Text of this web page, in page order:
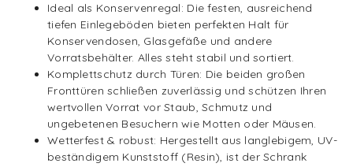
Ideal als Konservenregal: Die festen, ausreichend
tiefen Einlegeböden bieten perfekten Halt für
Konservendosen, Glasgefäße und andere
Vorratsbehälter. Alles steht stabil und sortiert.
Komplettschutz durch Türen: Die beiden großen
Fronttüren schließen zuverlässig und schützen Ihren
wertvollen Vorrat vor Staub, Schmutz und
ungebetenen Besuchern wie Motten oder Mäusen.
Wetterfest & robust: Hergestellt aus langlebigem, UV-
beständigem Kunststoff (Resin), ist der Schrank